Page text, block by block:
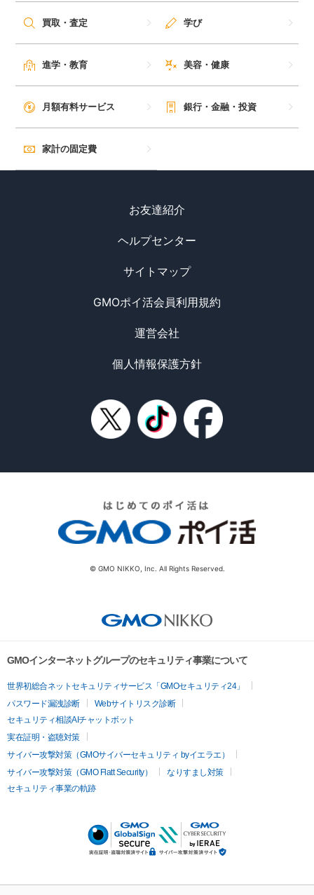
買取・査定 学び
進学・教育 美容・健康
月額有料サービス 銀行・金融・投資
家計の固定費
お友達紹介
ヘルプセンター
サイトマップ
GMOポイ活会員利用規約
運営会社
個人情報保護方針
© GMO NIKKO, Inc. All Rights Reserved.
GMOインターネットグループのセキュリティ事業について
世界初総合ネットセキュリティサービス「GMOセキュリティ24」
パスワード漏洩診断
Webサイトリスク診断
セキュリティ相談AIチャットボット
実在証明・盗聴対策
サイバー攻撃対策（GMOサイバーセキュリティ byイエラエ）
サイバー攻撃対策（GMO Flatt Security）
なりすまし対策
セキュリティ事業の軌跡